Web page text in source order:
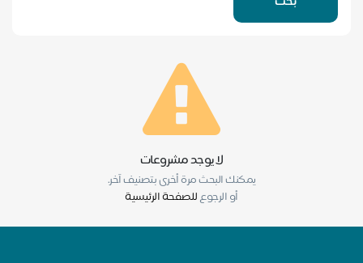
لا يوجد مشروعات
يمكنك البحث مرة أخرى بتصنيف آخر.
أو الرجوعللصفحة الرئيسية